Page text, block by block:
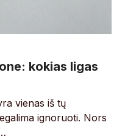
kokias ligas
vienas iš tų
ignoruoti. Nors